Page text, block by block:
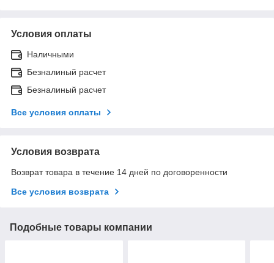
Условия оплаты
Наличными
Безналиный расчет
Безналиный расчет
Все условия оплаты
Условия возврата
Возврат товара в течение 14 дней по договоренности
Все условия возврата
Подобные товары компании